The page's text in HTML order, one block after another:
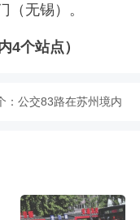
（无锡）。
4个站点）
： 公交83路在苏州境内